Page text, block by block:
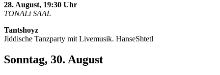
28. August, 19:30 Uhr
TONALi SAAL
Tantshoyz
Jiddische Tanzparty mit Livemusik. HanseShtetl
Sonntag, 30. August